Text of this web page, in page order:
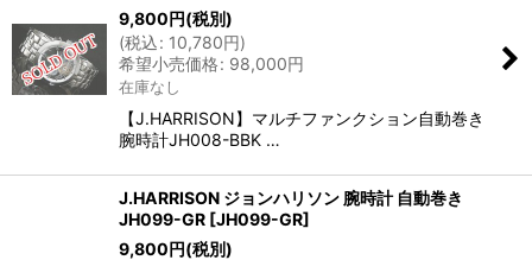
9,800円(税別)
(税込: 10,780円)
希望小売価格: 98,000円
在庫なし
【J.HARRISON】マルチファンクション自動巻き
腕時計JH008-BBK …
J.HARRISON ジョンハリソン 腕時計 自動巻き
JH099-GR [JH099-GR]
9,800円(税別)